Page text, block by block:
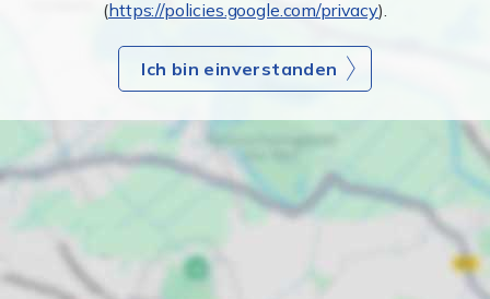
(https://policies.google.com/privacy).
Ich bin einverstanden